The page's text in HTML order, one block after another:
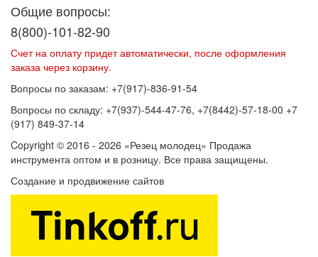
Общие вопросы:
8(800)-101-82-90
Счет на оплату придет автоматически, после оформления
заказа через корзину.
Вопросы по заказам: +7(917)-836-91-54
Вопросы по складу: +7(937)-544-47-76, +7(8442)-57-18-00 +7
(917) 849-37-14
Copyright © 2016 - 2026 «Резец молодец» Продажа
инструмента оптом и в розницу. Все права защищены.
Создание и продвижение сайтов